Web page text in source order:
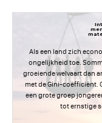
Als een land zich
ongelijkheid toe.
groeiende welvaart dan
met de Gini-coëfficiënt.
een grote groep
tot ernstige